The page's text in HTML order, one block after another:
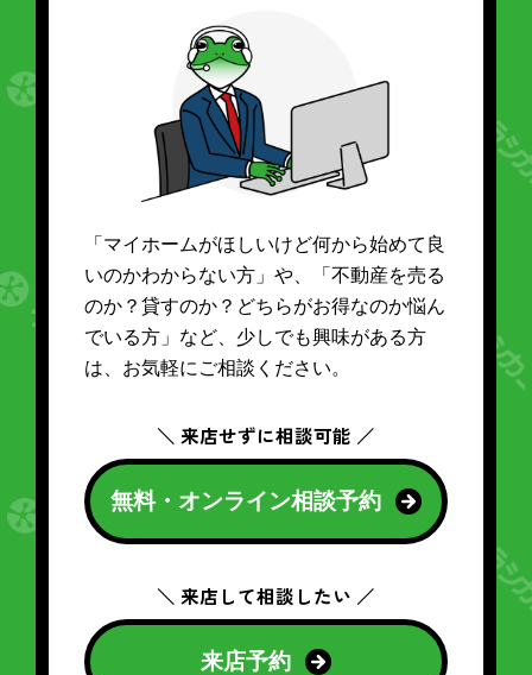
「マイホームがほしいけど何から始めて良
いのかわからない方」や、「不動産を売る
のか？貸すのか？どちらがお得なのか悩ん
でいる方」など、少しでも興味がある方
は、お気軽にご相談ください。
＼ 来店せずに相談可能 ／
無料・オンライン相談予約
＼ 来店して相談したい ／
来店予約